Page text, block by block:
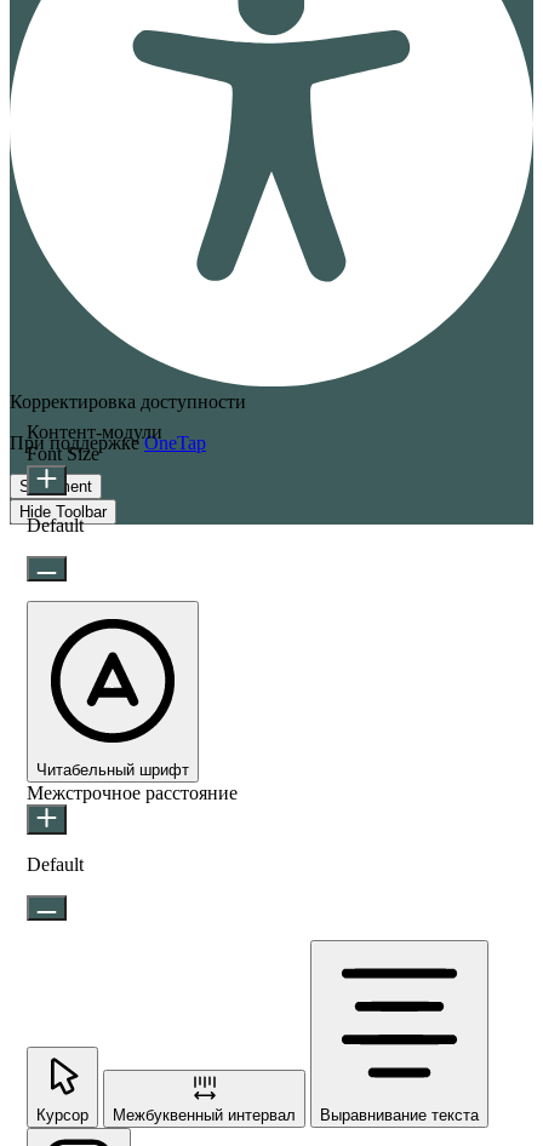
Корректировка доступности
При поддержкеOneTap
Statement
Hide Toolbar
Контент-модули
Font Size
Default
Читабельный шрифт
Межстрочное расстояние
Default
Курсор Межбуквенный интервал Выравнивание текста